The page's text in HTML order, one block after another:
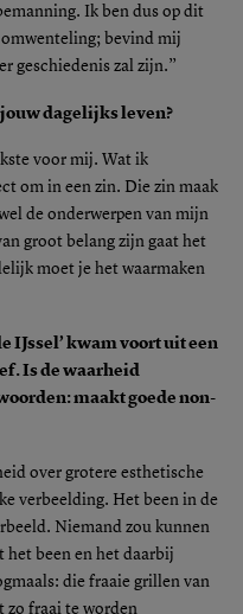
Ik ben dus op dit
bevind mij
geschiedenis zal zijn.”
dagelijks leven?
voor mij. Wat ik
om in een zin. Die zin maak
de onderwerpen van mijn
groot belang zijn gaat het
moet je het waarmaken
IJssel’ kwam voort uit een
Is de waarheid
maakt goede non-
over grotere esthetische
verbeelding. Het been in de
Niemand zou kunnen
het been en het daarbij
die fraaie grillen van
zo fraai te worden